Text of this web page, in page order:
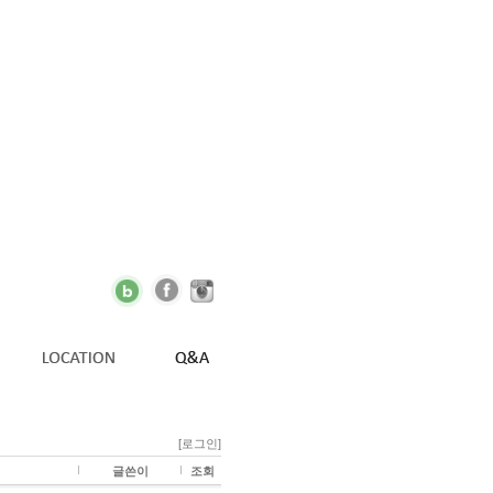
[로그인]
글쓴이 조회